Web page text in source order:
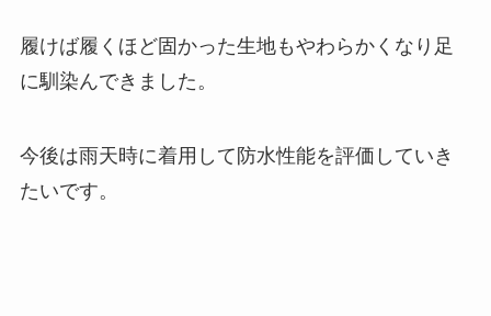
履けば履くほど固かった生地もやわらかくなり足
に馴染んできました。
今後は雨天時に着用して防水性能を評価していき
たいです。